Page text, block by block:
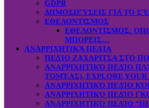
GDPR
ΔΗΜΟΣΙΕΎΣΕΙΣ ΓΙΑ ΤΟ
ΕΘΕΛΟΝΤΙΣΜΟΣ
ΕΘΕΛΟΝΤΙΣΜΟΣ:
ΜΠΟΡΕΙΣ…
ΑΝΑΡΡΙΧΗΤΙΚΆ ΠΕΔΊΑ
ΠΕΔΊΟ ΖΑΧΑΡΙΤΣΑ ΣΤΟ
ΑΝΑΡΡΙΧΗΤΙΚΌ ΠΕΔΊΟ
ΤΟΜΈΑΣ), EXPLORE
ΑΝΑΡΡΙΧΗΤΙΚΌ ΠΕΔΊΟ
ΑΝΑΡΡΙΧΗΤΙΚΌ ΠΕΔΊΟ
ΑΝΑΡΡΙΧΗΤΙΚΌ ΠΕΔΊΟ